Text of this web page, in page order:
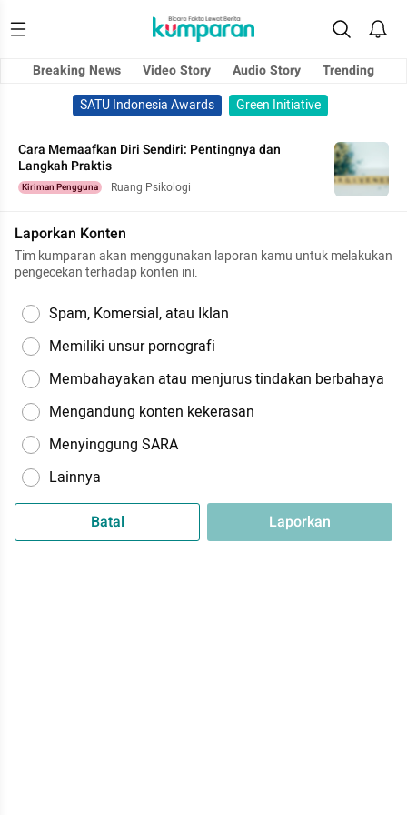
Breaking News Video Story Audio Story
Trending
SATU Indonesia Awards
Green Initiative
Cara Memaafkan Diri Sendiri: Pentingnya dan
Langkah Praktis
Kiriman Pengguna Ruang Psikologi
Laporkan Konten
Tim kumparan akan menggunakan laporan kamu untuk melakukan
pengecekan terhadap konten ini.
Spam, Komersial, atau Iklan
Memiliki unsur pornografi
Membahayakan atau menjurus tindakan berbahaya
Mengandung konten kekerasan
Menyinggung SARA
Lainnya
Batal Laporkan